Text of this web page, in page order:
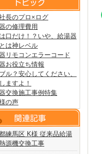
長のプロ×ログ
の修理費用
口だけ！？いや、給湯器
は神レベル
リモコンエラーコード
お役立ち情報
ル？安心してください、
ますよ！
交換施工事例特集
の声
練馬区 K様 従来品給湯
源機交換工事